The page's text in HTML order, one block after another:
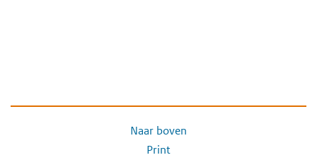
Naar boven
Print